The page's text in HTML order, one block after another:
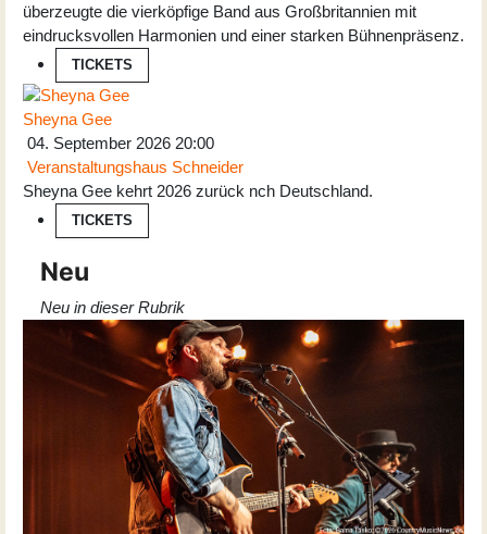
überzeugte die vierköpfige Band aus Großbritannien mit
eindrucksvollen Harmonien und einer starken Bühnenpräsenz.
TICKETS
Sheyna Gee
04. September 2026 20:00
Veranstaltungshaus Schneider
Sheyna Gee kehrt 2026 zurück nch Deutschland.
TICKETS
Neu
Neu in dieser Rubrik